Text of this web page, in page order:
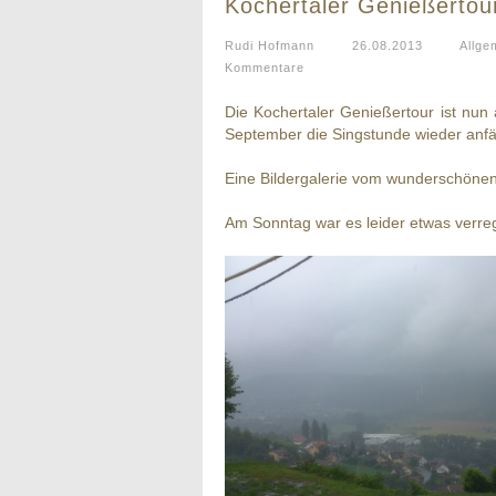
Kochertaler
Rudi Hofmann 26.08.2013
Kommentare
Die Kochertaler Genießertour ist
September die Singstunde wieder
Eine Bildergalerie vom
Am Sonntag war es leider etwas